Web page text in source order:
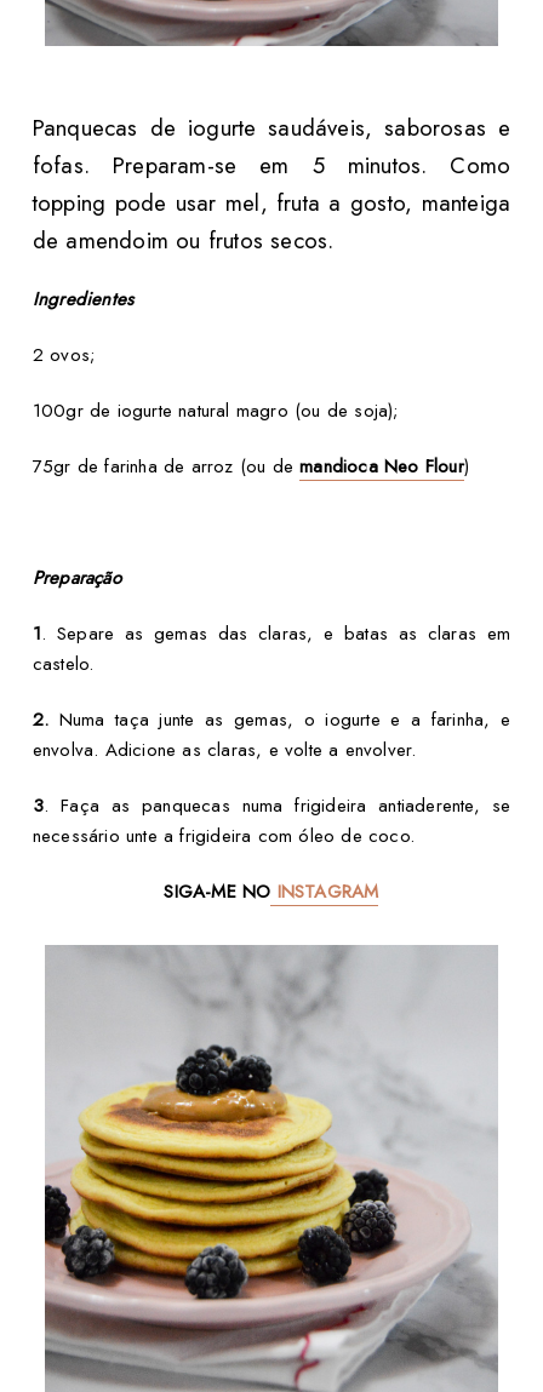
Panquecas de iogurte saudáveis, saborosas e
fofas. Preparam-se em 5 minutos. Como
topping pode usar mel, fruta a gosto, manteiga
de amendoim ou frutos secos.
Ingredientes
2 ovos;
100gr de iogurte natural magro (ou de soja);
75gr de farinha de arroz (ou demandioca Neo Flour)
Preparação
1. Separe as gemas das claras, e batas as claras em
castelo.
2. Numa taça junte as gemas, o iogurte e a farinha, e
envolva. Adicione as claras, e volte a envolver.
3. Faça as panquecas numa frigideira antiaderente, se
necessário unte a frigideira com óleo de coco.
SIGA-ME NO INSTAGRAM